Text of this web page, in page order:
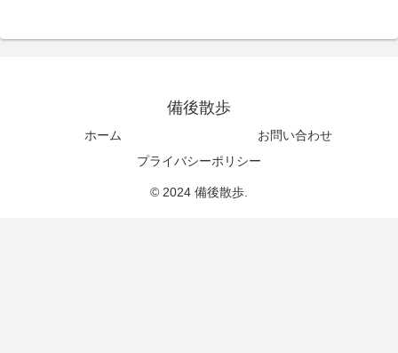
備後散歩
ホーム
お問い合わせ
プライバシーポリシー
© 2024 備後散歩.